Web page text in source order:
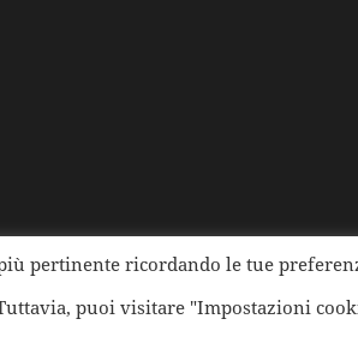
Provincia di Ravenna | Tutti i diritti
pertinente ricordando le tue
puoi visitare "Impostazioni